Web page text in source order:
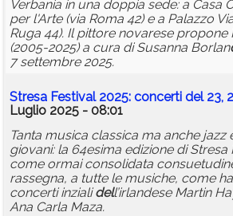
Verbania in una doppia sede: a Casa
per l'Arte (via Roma 42) e a Palazzo
Ruga 44). Il pittore novarese
(2005-2025) a cura di Susanna Borlan
7 settembre 2025.
Stresa Festival 2025: concerti del23,
Luglio 2025 - 08:01
Tanta musica classica ma anche jazz
giovani: la 64esima edizione di Stresa
come ormai consolidata
rassegna, a tutte le musiche, come
concerti inzialidell’irlandese Martin
Ana Carla Maza.